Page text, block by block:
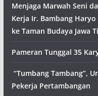
Menjaga Marwah Seni
Kerja Ir. Bambang Haryo
ke Taman Budaya Jawa
Pameran Tunggal 35
“Tumbang Tambang”,
Pekerja Pertambangan